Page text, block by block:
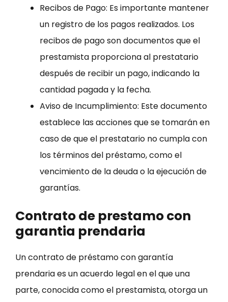
Recibos de Pago: Es importante mantener
un registro de los pagos realizados. Los
recibos de pago son documentos que el
prestamista proporciona al prestatario
después de recibir un pago, indicando la
cantidad pagada y la fecha.
Aviso de Incumplimiento: Este documento
establece las acciones que se tomarán en
caso de que el prestatario no cumpla con
los términos del préstamo, como el
vencimiento de la deuda o la ejecución de
garantías.
Contrato de prestamo con
garantia prendaria
Un contrato de préstamo con garantía
prendaria es un acuerdo legal en el que una
parte, conocida como el prestamista, otorga un